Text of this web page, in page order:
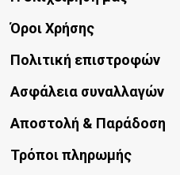
Όροι Χρήσης
Πολιτική επιστροφών
Ασφάλεια συναλλαγών
Αποστολή & Παράδοση
Τρόποι πληρωμής